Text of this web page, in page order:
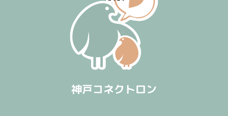
神戸コネクトロン